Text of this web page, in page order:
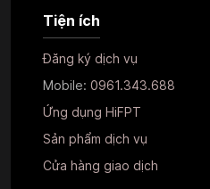
Tiện ích
Đăng ký dịch vụ
Mobile: 0961.343.688
Ứng dụng HiFPT
Sản phẩm dịch vụ
Cửa hàng giao dịch